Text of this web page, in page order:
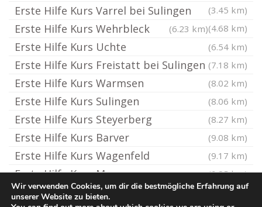
(3.45 km)
Erste Hilfe Kurs Varrel bei Sulingen
(4.68 km)
Erste Hilfe Kurs Wehrbleck (6.23 km)
Erste Hilfe Kurs Uchte (6.54 km)
Erste Hilfe Kurs Freistatt bei Sulingen (7.18 km)
Erste Hilfe Kurs Warmsen (8.02 km)
Erste Hilfe Kurs Sulingen (8.06 km)
Erste Hilfe Kurs Steyerberg (8.27 km)
Erste Hilfe Kurs Barver (9.08 km)
Erste Hilfe Kurs Wagenfeld (9.17 km)
Erste Hilfe Kurs Maasen (9.85 km)
Wir verwenden Cookies, um dir die bestmögliche Erfahrung auf
unserer Website zu bieten.